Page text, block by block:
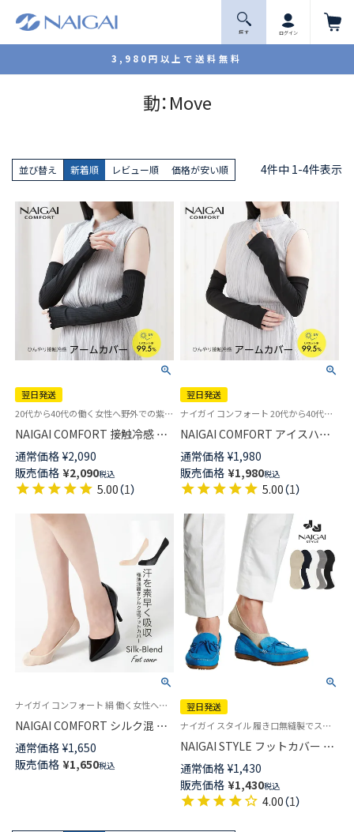
3,980円以上で送料無料
探 す ログイン
動：Move
並び替え 新着順 レビュー順 価格が安い順 4件中 1-4件表示
翌日発送
20代から40代の働く女性へ野外での紫外線対策に！冷感に優れた素材を使用したアームカバー 雑貨小物
NAIGAI COMFORT 接触冷感 ア
イスハウス リブアームカバー
ロング丈 48cm 無地 ナイガイ
製・ひんやり UVカット 【365日
最短翌日発送】03072525
通常価格 ¥2,090
販売価格 ¥2,090税込
5.00（1）
翌日発送
ナイガイ コンフォート 20代から40代の働く女性へ野外での紫外線対策に！冷感に優れた素材を使用したアームカバー 雑貨小物
NAIGAI COMFORT アイスハウ
ス接触冷感 アームカバー ロン
グ丈 48cm 無地 ひんやり UVカ
ット【365日最短翌日発送】
03072521
通常価格 ¥1,980
販売価格 ¥1,980税込
5.00（1）
ナイガイ コンフォート 絹 働く女性へデイリーフットケア 素足でいるより気持ち良い カバーソックス 旧03070201
NAIGAI COMFORT シルク混 極
薄 フットカバー 浅履き かかと
滑り止め付き レディース
03070401
通常価格 ¥1,650
販売価格 ¥1,650税込
翌日発送
ナイガイ スタイル 履き口無縫製でストレスフリー カバーソックス【23-25cm】【25-27cm】【27-29cm】
NAIGAI STYLE フットカバー 鹿
の子編み 浅履き かかと滑り止
め付き メンズ 【365日最短翌日
発送】 02352111
通常価格 ¥1,430
販売価格 ¥1,430税込
4.00（1）